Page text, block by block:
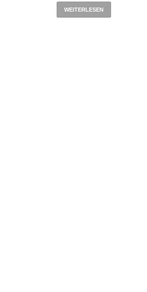
WEITERLESEN